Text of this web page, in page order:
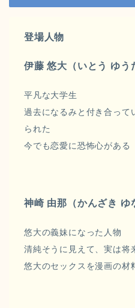
登場人物
伊藤 悠大（いとう ゆう
平凡な大学生
過去になるみと付き合って
られた
今でも恋愛に恐怖心がある
神崎 由那（かんざき ゆ
悠大の義妹になった人物
清純そうに見えて、実は将
悠大のセックスを漫画の材